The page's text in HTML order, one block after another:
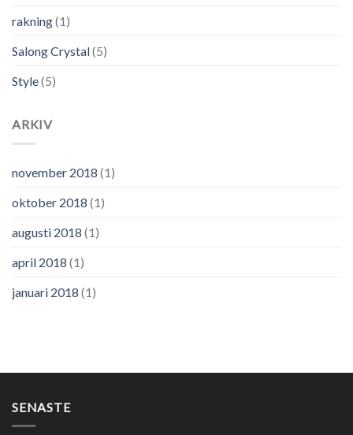
rakning(1)
Salong Crystal(5)
Style(5)
ARKIV
november 2018 (1)
oktober 2018 (1)
augusti 2018 (1)
april 2018 (1)
januari 2018 (1)
SENASTE